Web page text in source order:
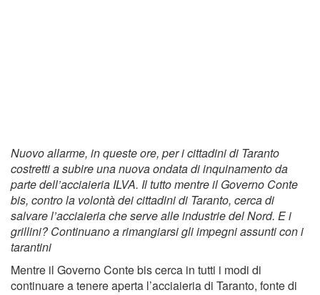
Nuovo allarme, in queste ore, per i cittadini di Taranto
costretti a subire una nuova ondata di inquinamento da
parte dell’acciaieria ILVA. Il tutto mentre il Governo Conte
bis, contro la volontà dei cittadini di Taranto, cerca di
salvare l’acciaieria che serve alle industrie del Nord. E i
grillini? Continuano a rimangiarsi gli impegni assunti con i
tarantini
Mentre il Governo Conte bis cerca in tutti i modi di
continuare a tenere aperta l’acciaieria di Taranto, fonte di